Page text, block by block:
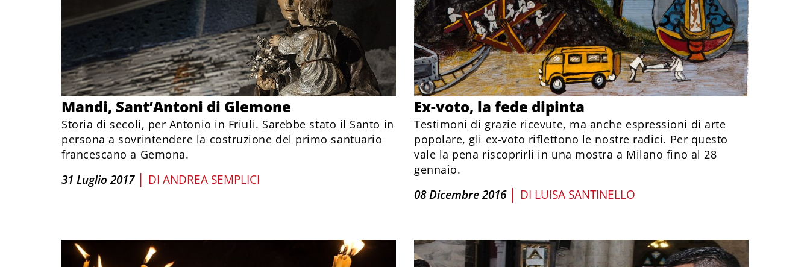
Mandi, Sant’Antoni di Glemone
Storia di secoli, per Antonio in Friuli. Sarebbe stato il Santo in
persona a sovrintendere la costruzione del primo santuario
francescano a Gemona.
31 Luglio 2017 | DI ANDREA SEMPLICI
Ex-voto, la fede dipinta
Testimoni di grazie ricevute, ma anche espressioni di arte
popolare, gli ex-voto riflettono le nostre radici. Per questo
vale la pena riscoprirli in una mostra a Milano fino al 28
gennaio.
08 Dicembre 2016 | DI LUISA SANTINELLO